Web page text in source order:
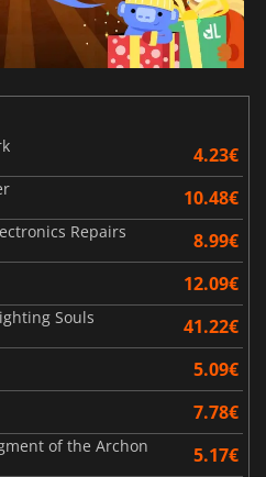
4.23€
10.48€
Repairs 8.99€
12.09€
Souls 41.22€
5.09€
7.78€
of the Archon 5.17€